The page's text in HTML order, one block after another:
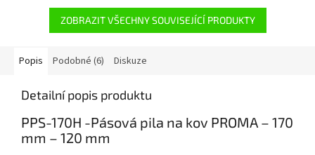
ZOBRAZIT VŠECHNY SOUVISEJÍCÍ PRODUKTY
Popis Podobné (6) Diskuze
Detailní popis produktu
PPS-170H -Pásová pila na kov PROMA – 170
mm – 120 mm